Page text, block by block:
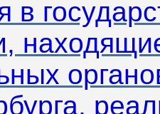
в